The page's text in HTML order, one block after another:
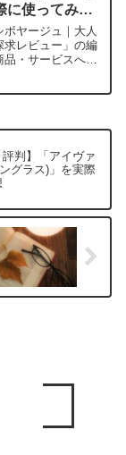
に使ってみた
ヤージュ｜大人
求レビュー」の編
品・サービスへの
評判】「アイヴァ
グラス)」を実際